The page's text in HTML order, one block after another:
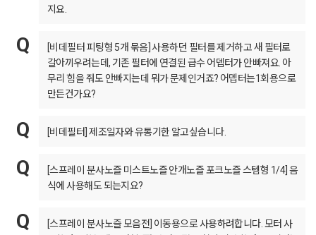
지요.
[비데필터 피팅형 5개 묶음] 사용하던 필터를 제거하고 새 필터로
갈아끼우려는데, 기존 필터에 연결된 급수 어뎁터가 안빠져요. 아
무리 힘을 줘도 안빠지는데 뭐가 문제인거죠? 어뎁터는1회용으로
만든건가요?
[비데필터] 제조일자와 유통기한 알고싶습니다.
[스프레이 분사노즐 미스트노즐 안개노즐 포크노즐 스템형 1/4] 음
식에 사용해도 되는지요?
[스프레이 분사노즐 모음전] 이동용으로 사용하려합니다. 모터 사